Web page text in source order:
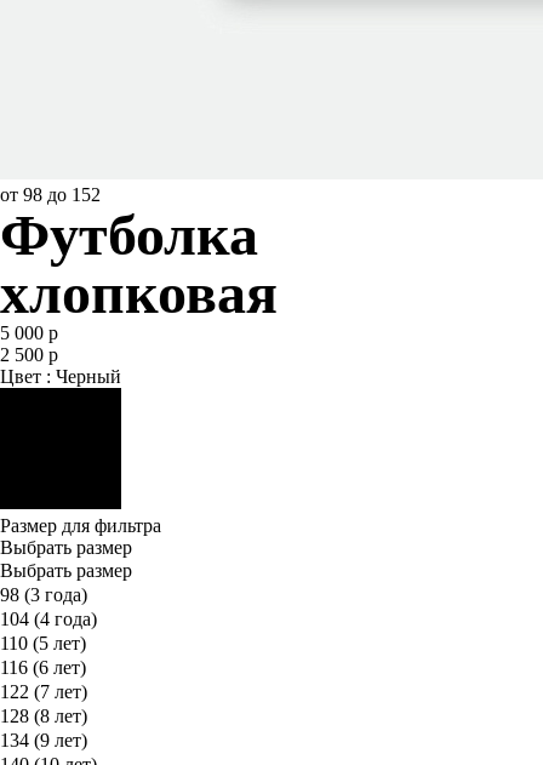
от 98 до 152
Футболка
хлопковая
5 000 р
2 500 р
Цвет : Черный
Размер для фильтра
Выбрать размер
Выбрать размер
98 (3 года)
104 (4 года)
110 (5 лет)
116 (6 лет)
122 (7 лет)
128 (8 лет)
134 (9 лет)